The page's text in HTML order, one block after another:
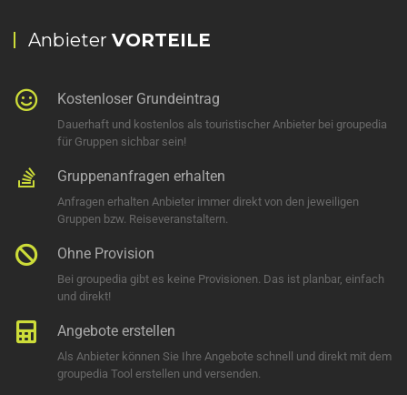
Anbieter VORTEILE
Kostenloser Grundeintrag
Dauerhaft und kostenlos als touristischer Anbieter bei groupedia
für Gruppen sichbar sein!
Gruppenanfragen erhalten
Anfragen erhalten Anbieter immer direkt von den jeweiligen
Gruppen bzw. Reiseveranstaltern.
Ohne Provision
Bei groupedia gibt es keine Provisionen. Das ist planbar, einfach
und direkt!
Angebote erstellen
Als Anbieter können Sie Ihre Angebote schnell und direkt mit dem
groupedia Tool erstellen und versenden.